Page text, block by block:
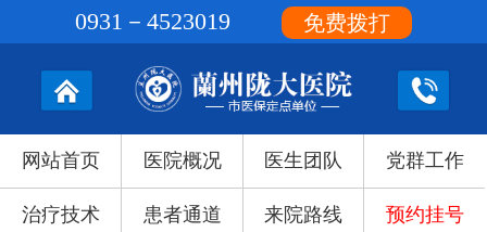
网站首页 医院概况 医生团队 党群工作
治疗技术 患者通道 来院路线 预约挂号
0931－4523019 免费拨打